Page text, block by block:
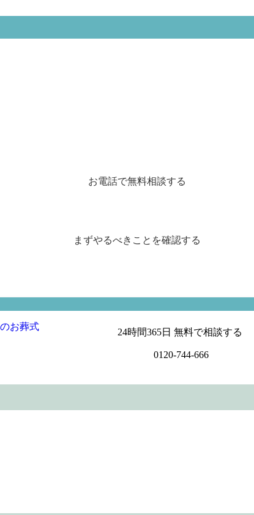
お電話で無料相談する
まずやるべきことを確認する
24時間365日 無料で相談する
0120-744-666